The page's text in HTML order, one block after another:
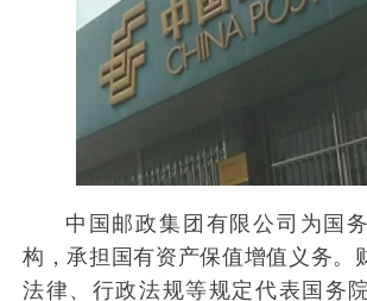
中国邮政集团有限公司为国
构，承担国有资产保值增值义务。
法律、行政法规等规定代表国务